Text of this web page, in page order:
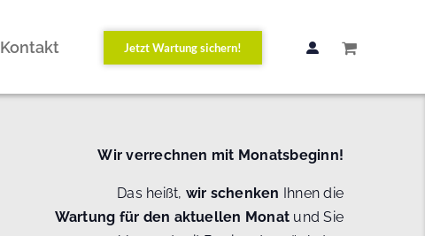
Kontakt Jetzt Wartung sichern!
Wir verrechnen mit Monatsbeginn!
Das heißt, wir schenken Ihnen die
Wartung für den aktuellen Monat und Sie